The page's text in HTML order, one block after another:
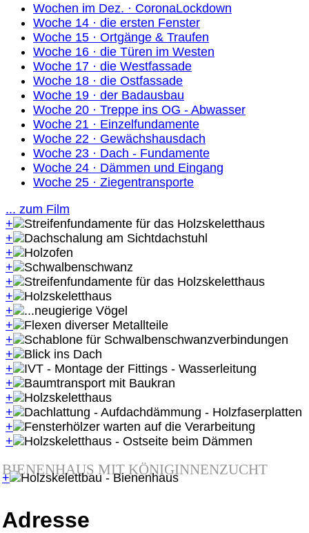
Wochen im Dez. · CoronaLockdown
Woche 14 · die ersten Fenster
Woche 15 · Ortgänge & Traufen
Woche 16 · die Türen im Westen
Woche 17 · die Westfassade
Woche 18 · die Ostfassade
Woche 19 · der Badausbau
Woche 20 · Treppe ins OG - Abwasser
Woche 21 · Einzelfundamente
Woche 22 · Gewächshausdach
Woche 23 · Dach - Fundamente
Woche 24 · Dämmen und Eingang
Woche 25 · Ziegentransporte
... zum Film
+
+
+
+
+
+
+
+
+
+
+
+
+
+
+
+
BIENENHAUS MIT KÖNIGINNENZUCHT
+
Adresse